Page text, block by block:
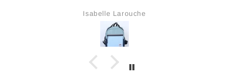
IL
Isabelle Larouche